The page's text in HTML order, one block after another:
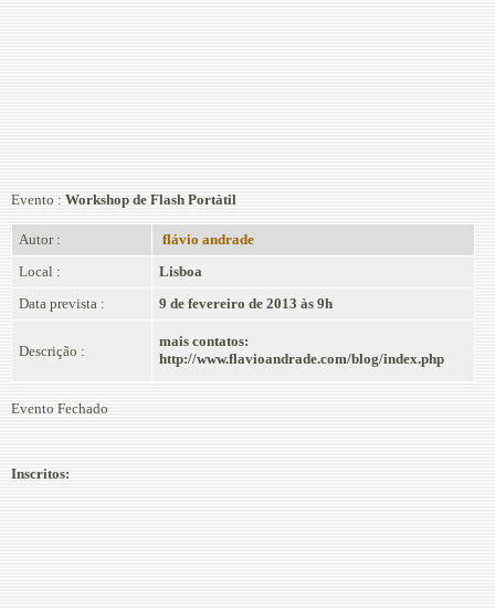
Evento : Workshop de Flash Portàtil
Autor :
flávio andrade
Local :
Lisboa
Data prevista :
9 de fevereiro de 2013 às 9h
Descrição :
mais contatos:
http://www.flavioandrade.com/blog/index.php
Evento Fechado
Inscritos: